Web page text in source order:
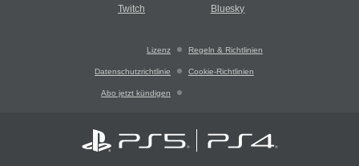
Twitch Bluesky
Lizenz Regeln & Richtlinien
Datenschutzrichtlinie Cookie-Richtlinien
Abo jetzt kündigen